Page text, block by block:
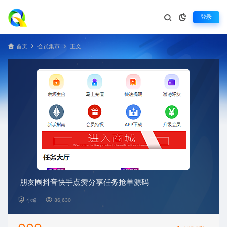
登录
首页 会员集市 正文
朋友圈抖音快手点赞分享任务抢单源码
小璐 86,630